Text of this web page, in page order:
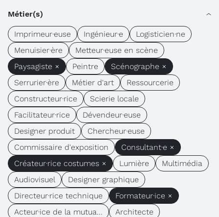
Métier(s)
Imprimeur·euse Ingénieur·e
Logisticien·ne
Menuisier·ère
Metteur·euse en scène
Paysagiste ×
Peintre
Scénographe ×
Serrurier·ère
Métier d'art
Ressourcerie
Constructeur·rice
Scierie locale
Facilitateur·rice
Dévendeur·euse
Designer produit
Chercheur·euse
Commissaire d'exposition
Consultant·e ×
Créateur·rice costumes ×
Lumière
Multimédia
Audiovisuel
Designer graphique
Directeur·rice technique
Formateur·ice ×
Acteur·ice de la mutua...
Architecte